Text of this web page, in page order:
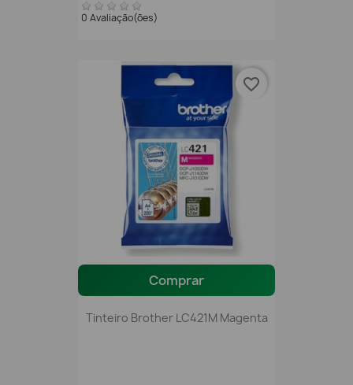
0 Avaliação(ões)
Comprar
Tinteiro Brother LC421M Magenta
favorite_border